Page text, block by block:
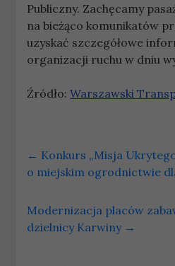
Publiczny. Zachęcamy
na bieżąco komunikatów
uzyskać szczegółowe
organizacji ruchu w dniu
Źródło:Warszawski
← Konkurs „Misja
o miejskim ogrodnictwie
Modernizacja placów
dzielnicy Karwiny →